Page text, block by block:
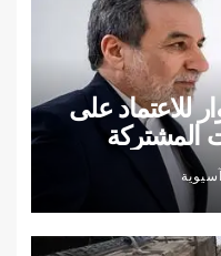
للاعتماد على
المشتركة